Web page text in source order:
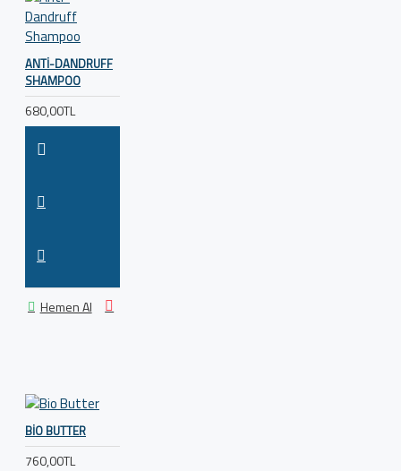
ANTI-DANDRUFF
SHAMPOO
680,00TL
Hemen Al
BIO BUTTER
760,00TL